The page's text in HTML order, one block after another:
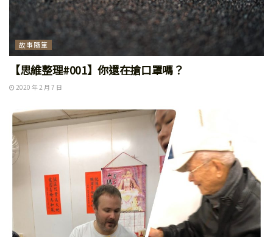
故事隨筆
【思維整理#001】你還在搶口罩嗎？
2020 年 2 月 7 日